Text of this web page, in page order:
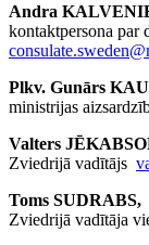
Andra
kontaktpersona par
Plkv. Gunārs
ministrijas
Valters
Zviedrijā vadītājs
Toms SUDRABS,
Zviedrijā vadītāja